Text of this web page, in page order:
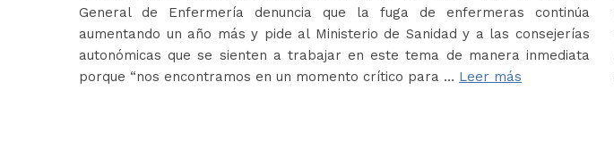
General de Enfermería denuncia que la fuga de enfermeras continúa
aumentando un año más y pide al Ministerio de Sanidad y a las consejerías
autonómicas que se sienten a trabajar en este tema de manera inmediata
porque “nos encontramos en un momento crítico para … Leer más